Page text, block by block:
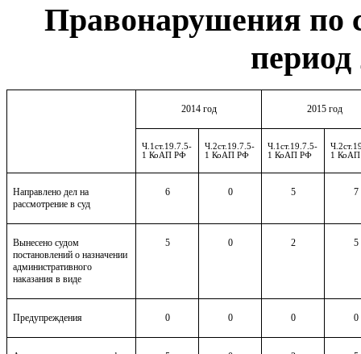
Правонарушения по
период
2014 год 2015 год
Ч.1ст.19.7.5-
1 КоАП РФ
Ч.2ст.19.7.5-
1 КоАП РФ
Ч.1ст.19.7.5-
1 КоАП РФ
1
Направлено дел на
рассмотрение в суд
6 0 5 7
Вынесено судом
постановлений о назначении
административного
наказания в виде
5 0 2 5
Предупреждения 0 0 0 0